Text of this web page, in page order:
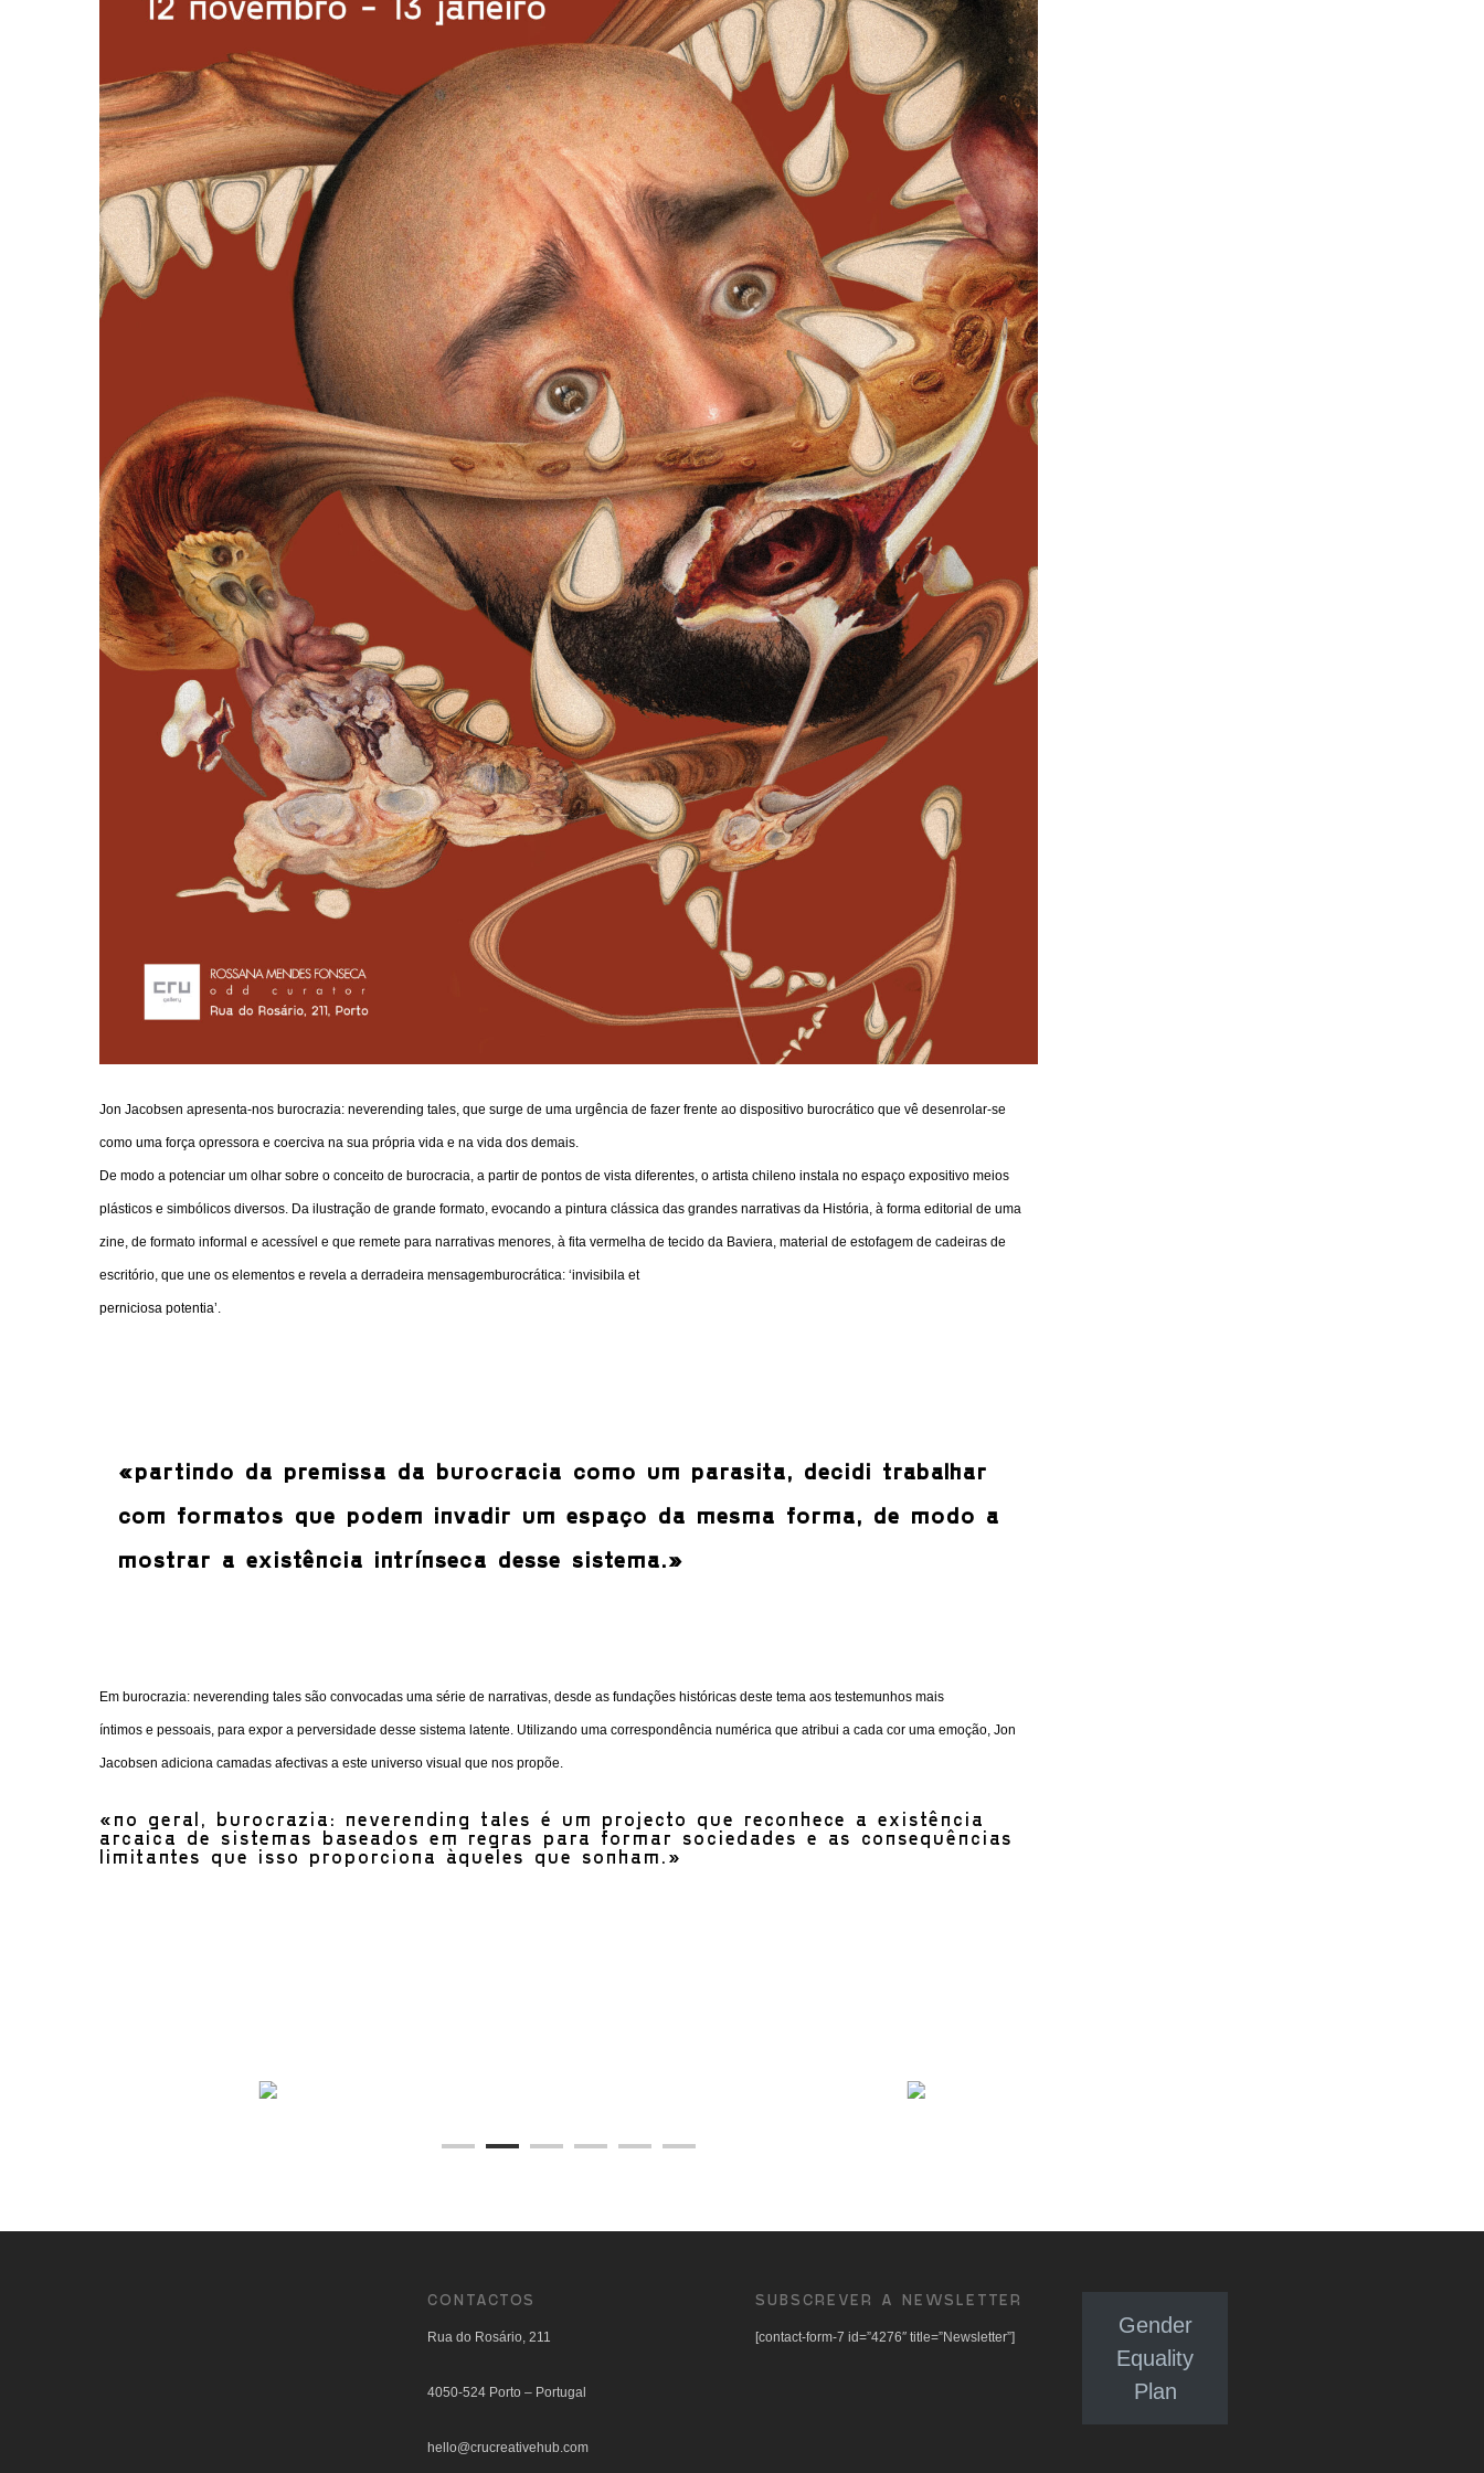
Jon Jacobsen apresenta-nos burocrazia: neverending tales, que surge de uma urgência de fazer frente ao dispositivo burocrático que vê desenrolar-se
como uma força opressora e coerciva na sua própria vida e na vida dos demais.
De modo a potenciar um olhar sobre o conceito de burocracia, a partir de pontos de vista diferentes, o artista chileno instala no espaço expositivo meios
plásticos e simbólicos diversos. Da ilustração de grande formato, evocando a pintura clássica das grandes narrativas da História, à forma editorial de uma
zine, de formato informal e acessível e que remete para narrativas menores, à fita vermelha de tecido da Baviera, material de estofagem de cadeiras de
escritório, que une os elementos e revela a derradeira mensagemburocrática: ‘invisibila et
perniciosa potentia’.
«partindo da premissa da burocracia como um parasita, decidi trabalhar
com formatos que podem invadir um espaço da mesma forma, de modo a
mostrar a existência intrínseca desse sistema.»
Em burocrazia: neverending tales são convocadas uma série de narrativas, desde as fundações históricas deste tema aos testemunhos mais
íntimos e pessoais, para expor a perversidade desse sistema latente. Utilizando uma correspondência numérica que atribui a cada cor uma emoção, Jon
Jacobsen adiciona camadas afectivas a este universo visual que nos propõe.
«no geral, burocrazia: neverending tales é um projecto que reconhece a existência
arcaica de sistemas baseados em regras para formar sociedades e as consequências
limitantes que isso proporciona àqueles que sonham.»
CONTACTOS
Rua do Rosário, 211
4050-524 Porto – Portugal
hello@crucreativehub.com
SUBSCREVER A NEWSLETTER
[contact-form-7 id=”4276″ title=”Newsletter”]
Gender
Equality
Plan